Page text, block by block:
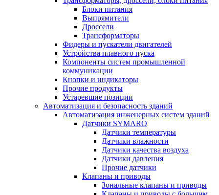
Блоки питания
Выпрямители
Дроссели
Трансформаторы
Фидеры и пускатели двигателей
Устройства плавного пуска
Компоненты систем промышленной
коммуникации
Кнопки и индикаторы
Прочие продукты
Устаревшие позиции
Автоматизация и безопасность зданий
Автоматизация инженерных систем зданий
Датчики SYMARO
Датчики температуры
Датчики влажности
Датчики качества воздуха
Датчики давления
Прочие датчики
Клапаны и приводы
Зональные клапаны и приводы